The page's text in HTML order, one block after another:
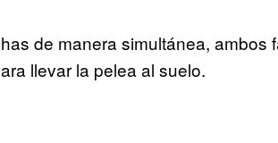
de manera simultánea, ambos
llevar la pelea al suelo.